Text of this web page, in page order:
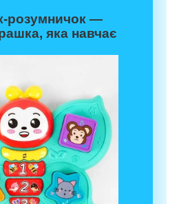
розумничок —
яка навчає